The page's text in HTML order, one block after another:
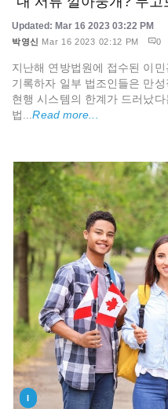
Updated: Mar 16 2023 03:22 PM
박영신 Mar 16 2023 02:12 PM 0
지난해 연방법원에 접수된 이
기록하자 일부 법조인들은 만
현행 시스템의 한계가 드러났
법...Read more...